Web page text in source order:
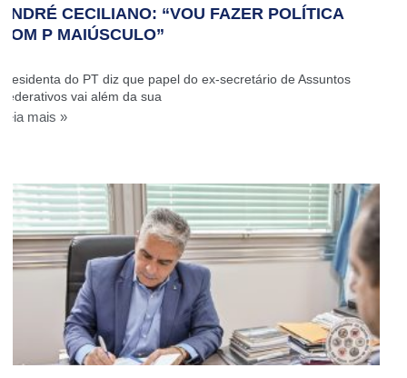
ANDRÉ CECILIANO: “VOU FAZER POLÍTICA
COM P MAIÚSCULO”
Presidenta do PT diz que papel do ex-secretário de Assuntos
Federativos vai além da sua
Leia mais »